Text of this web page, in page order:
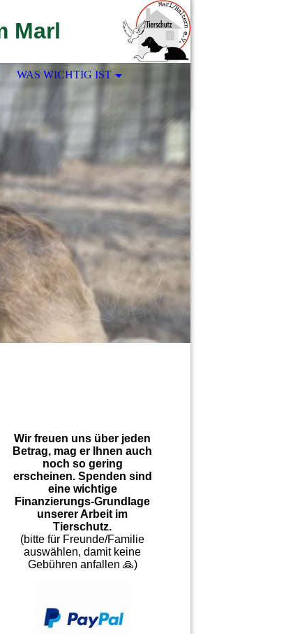
Marl
WAS WICHTIG IST
Wir freuen uns über jeden
Betrag, mag er Ihnen auch
noch so gering
erscheinen. Spenden sind
eine wichtige
Finanzierungs-Grundlage
unserer Arbeit im
Tierschutz.
(bitte für Freunde/Familie
auswählen, damit keine
Gebühren anfallen 🙏)